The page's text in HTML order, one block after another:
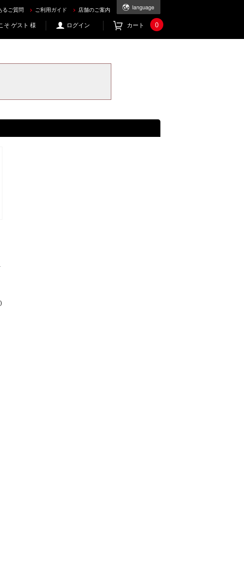
るご質問 ご利用ガイド 店舗のご案内
そ ゲスト 様 ログイン カート 0